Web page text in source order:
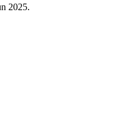
2025.